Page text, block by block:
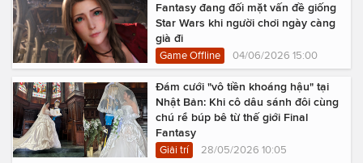
Fantasy đang đối mặt vấn đề giống
Star Wars khi người chơi ngày càng
già đi
Game Offline 04/06/2026 15:00
Đám cưới "vô tiền khoáng hậu" tại
Nhật Bản: Khi cô dâu sánh đôi cùng
chú rể búp bê từ thế giới Final
Fantasy
Giải trí 28/05/2026 10:05